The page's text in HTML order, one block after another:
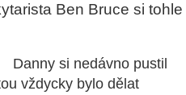
Ben Bruce si tohle
Danny si nedávno pustil
vždycky bylo dělat